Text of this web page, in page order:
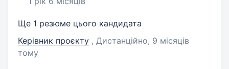
Ще 1 резюме цього кандидата
Керівник проєкту , Дистанційно, 9 місяців
тому